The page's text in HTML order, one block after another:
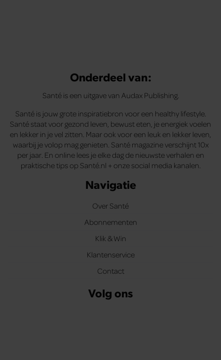
Onderdeel van:
Santé is een uitgave van Audax Publishing.
Santé is jouw grote inspiratiebron voor een healthy lifestyle.
Santé staat voor gezond leven, bewust eten, je energiek voelen
en lekker in je vel zitten. Maar ook voor een leuk en lekker leven,
waarbij je volop mag genieten. Santé magazine verschijnt 10x
per jaar. En online lees je elke dag de nieuwste verhalen en
praktische tips op Santé.nl + onze social media kanalen.
Navigatie
Over Santé
Abonnementen
Klik & Win
Klantenservice
Contact
Volg ons